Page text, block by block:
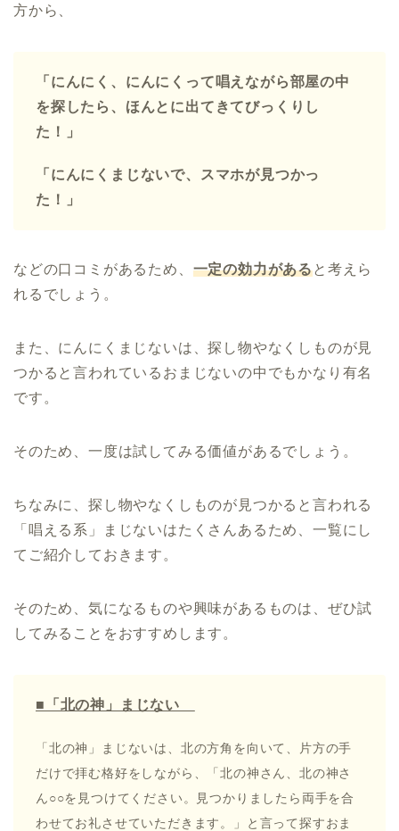
方から、
「にんにく、にんにくって唱えながら部屋の中
を探したら、ほんとに出てきてびっくりし
た！」
「にんにくまじないで、スマホが見つかっ
た！」
などの口コミがあるため、 一定の効力があると考えら
れるでしょう。
また、にんにくまじないは、探し物やなくしものが見
つかると言われているおまじないの中でもかなり有名
です。
そのため、一度は試してみる価値があるでしょう。
ちなみに、探し物やなくしものが見つかると言われる
「唱える系」まじないはたくさんあるため、一覧にし
てご紹介しておきます。
そのため、気になるものや興味があるものは、ぜひ試
してみることをおすすめします。
■「北の神」まじない
「北の神」まじないは、北の方角を向いて、片方の手
だけで拝む格好をしながら、「北の神さん、北の神さ
ん○○を見つけてください。見つかりましたら両手を合
わせてお礼させていただきます。」と言って探すおま